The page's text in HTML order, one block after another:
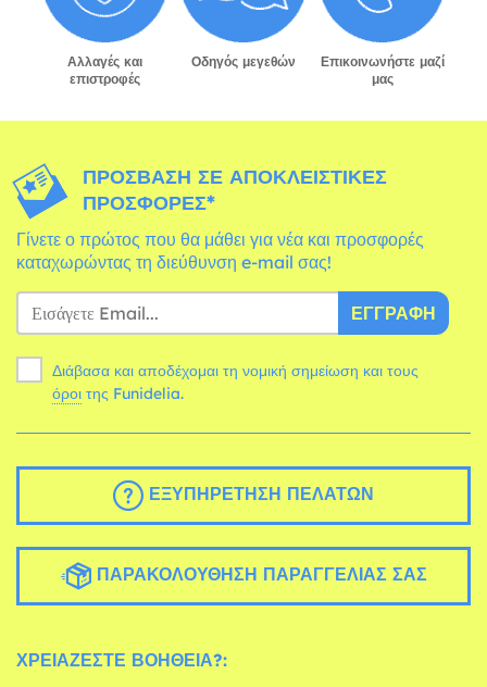
Αλλαγές και
επιστροφές
Οδηγός μεγεθών
Επικοινωνήστε μαζί
μας
ΠΡΌΣΒΑΣΗ ΣΕ ΑΠΟΚΛΕΙΣΤΙΚΈΣ
ΠΡΟΣΦΟΡΈΣ*
Γίνετε ο πρώτος που θα μάθει για νέα και προσφορές
καταχωρώντας τη διεύθυνση e-mail σας!
ΕΓΓΡΑΦΉ
Διάβασα και αποδέχομαι τη νομική σημείωση και τους
όροι της Funidelia.
ΕΞΥΠΗΡΈΤΗΣΗ ΠΕΛΑΤΏΝ
ΠΑΡΑΚΟΛΟΎΘΗΣΗ ΠΑΡΑΓΓΕΛΊΑΣ ΣΑΣ
ΧΡΕΙΆΖΕΣΤΕ ΒΟΉΘΕΙΑ?: